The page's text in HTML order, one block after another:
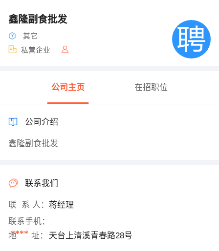
鑫隆副食批发
其它
私营企业
公司主页 在招职位
公司介绍
鑫隆副食批发
联系我们
联 系 人： 蒋经理
联系手机：
****
地 址： 天台上清溪青春路28号